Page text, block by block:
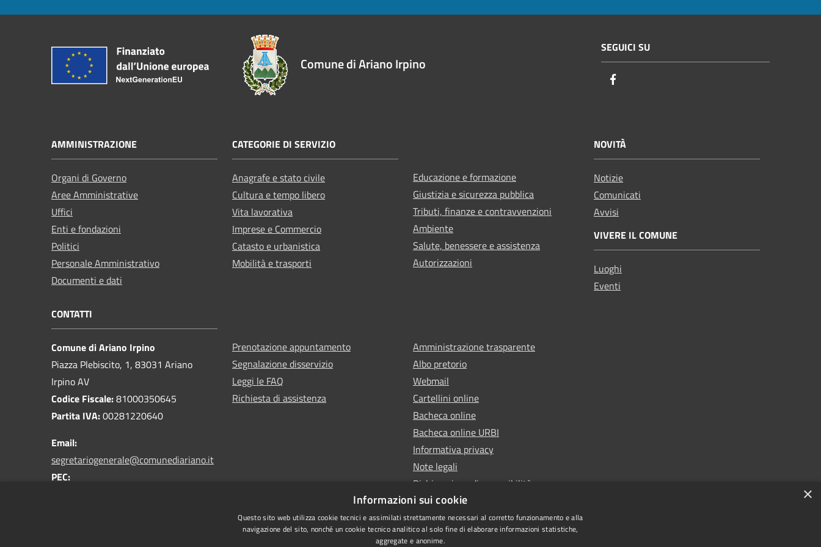
Comune di Ariano Irpino
SEGUICI SU
AMMINISTRAZIONE
Organi di Governo
Aree Amministrative
Uffici
Enti e fondazioni
Politici
Personale Amministrativo
Documenti e dati
CATEGORIE DI SERVIZIO
Anagrafe e stato civile
Cultura e tempo libero
Vita lavorativa
Imprese e Commercio
Catasto e urbanistica
Mobilità e trasporti
Educazione e formazione
Giustizia e sicurezza pubblica
Tributi, finanze e contravvenzioni
Ambiente
Salute, benessere e assistenza
Autorizzazioni
NOVITÀ
Notizie
Comunicati
Avvisi
VIVERE IL COMUNE
Luoghi
Eventi
CONTATTI
Comune di Ariano Irpino
Piazza Plebiscito, 1, 83031 Ariano
Irpino AV
Codice Fiscale:81000350645
Partita IVA:00281220640
Email:
segretariogenerale@comunediariano.it
PEC:
Prenotazione appuntamento
Segnalazione disservizio
Leggi le FAQ
Richiesta di assistenza
Amministrazione trasparente
Albo pretorio
Webmail
Cartellini online
Bacheca online
Bacheca online URBI
Informativa privacy
Note legali
Dichiarazione di accessibilità
×
Informazioni sui cookie
Questo sito web utilizza cookie tecnici e assimilati strettamente necessari al corretto funzionamento e alla
navigazione del sito, nonché un cookie tecnico analitico al solo fine di elaborare informazioni statistiche,
aggregate e anonime.